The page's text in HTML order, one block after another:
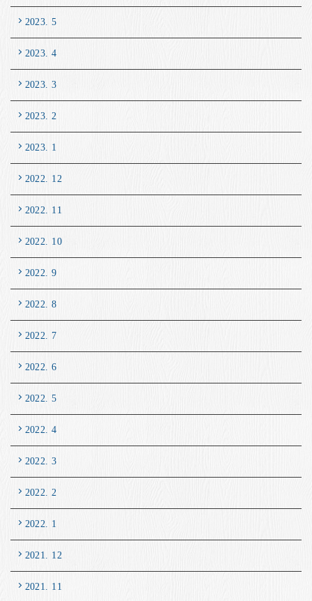
2023. 5
2023. 4
2023. 3
2023. 2
2023. 1
2022. 12
2022. 11
2022. 10
2022. 9
2022. 8
2022. 7
2022. 6
2022. 5
2022. 4
2022. 3
2022. 2
2022. 1
2021. 12
2021. 11